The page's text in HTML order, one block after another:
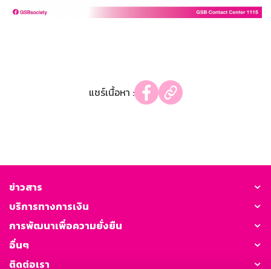
แชร์เนื้อหา :
ข่าวสาร
บริการทางการเงิน
การพัฒนาเพื่อความยั่งยืน
อื่นๆ
ติดต่อเรา